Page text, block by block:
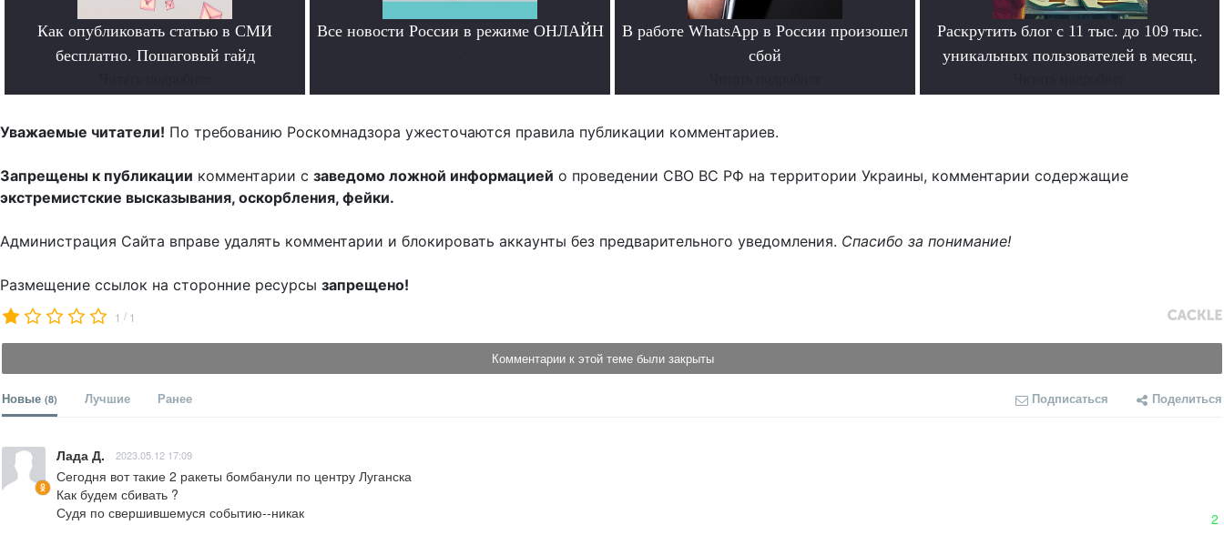
Как опубликовать статью в СМИ
бесплатно. Пошаговый гайд
Все новости России в режиме ОНЛАЙН
В работе WhatsApp в России произошел
сбой
Раскрутить блог с 11 тыс. до 109 тыс.
уникальных пользователей в месяц.
Уважаемые читатели! По требованию Роскомнадзора ужесточаются правила публикации комментариев.
Запрещены к публикации комментарии с заведомо ложной информацией о проведении СВО ВС РФ на территории Украины, комментарии содержащие
экстремистские высказывания, оскорбления, фейки.
Администрация Сайта вправе удалять комментарии и блокировать аккаунты без предварительного уведомления. Спасибо за понимание!
Размещение ссылок на сторонние ресурсы запрещено!
1 / 1
Комментарии к этой теме были закрыты
Новые (8) Лучшие Ранее Подписаться Поделиться
Лада Д. 2023.05.12 17:09
Сегодня вот такие 2 ракеты бомбанули по центру Луганска
Как будем сбивать ?
Судя по свершившемуся событию--никак
2